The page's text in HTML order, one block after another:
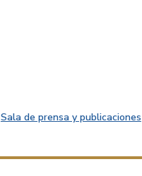
Sala de prensa y publicaciones